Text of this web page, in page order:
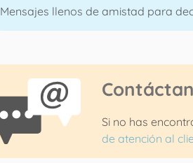
Mensajes llenos de amistad para
Si no has
de atención al